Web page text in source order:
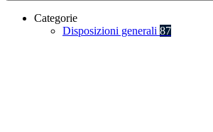
Categorie
Disposizioni generali 87